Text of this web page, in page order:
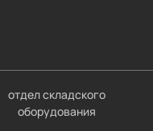
отдел складского
оборудования